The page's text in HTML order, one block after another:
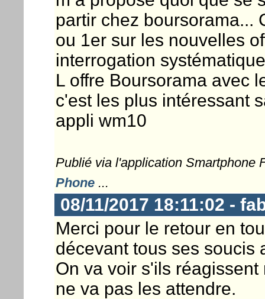
partir chez boursorama...
ou 1er sur les nouvelles
interrogation
L offre Boursorama avec
c'est les plus intéressant
appli wm10
Publié via l'application Smartphone
Phone...
08/11/2017 18:11:02 -
Merci pour le retour en
décevant tous ses soucis
On va voir s'ils
ne va pas les attendre.